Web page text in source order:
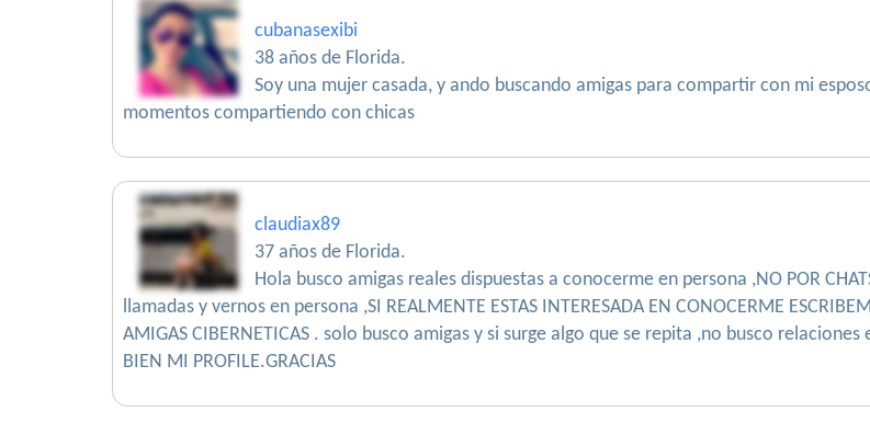
cubanasexibi
38 años de Florida.
Soy una mujer casada, y ando buscando amigas para compartir con mi
momentos compartiendo con chicas
claudiax89
37 años de Florida.
Hola busco amigas reales dispuestas a conocerme en persona ,NO POR
llamadas y vernos en persona ,SI REALMENTE ESTAS INTERESADA EN CONOCERME
AMIGAS CIBERNETICAS . solo busco amigas y si surge algo que se repita ,no busco relaciones
BIEN MI PROFILE.GRACIAS